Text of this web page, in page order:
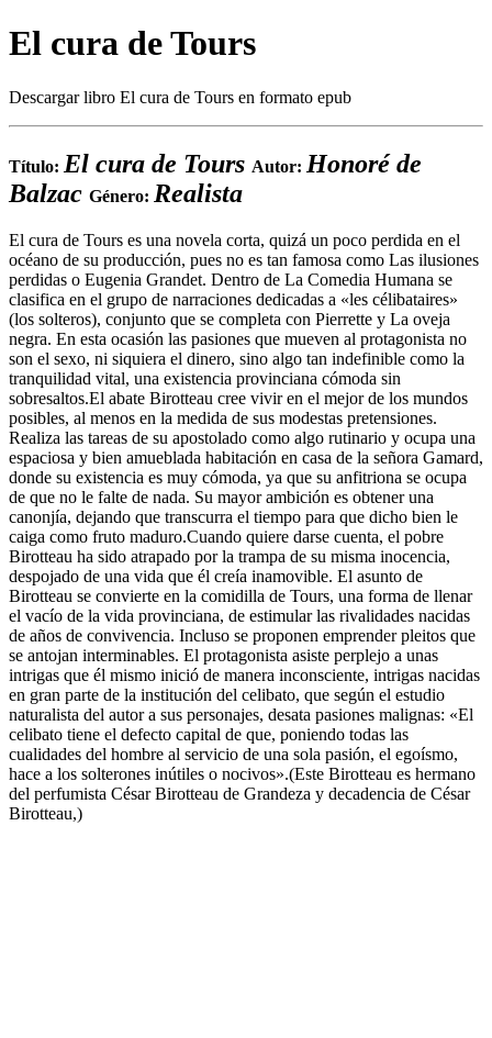
El cura de Tours
Descargar libro El cura de Tours en formato epub
Título: El cura de Tours Autor: Honoré de
Balzac Género: Realista
El cura de Tours es una novela corta, quizá un poco perdida en el
océano de su producción, pues no es tan famosa como Las ilusiones
perdidas o Eugenia Grandet. Dentro de La Comedia Humana se
clasifica en el grupo de narraciones dedicadas a «les célibataires»
(los solteros), conjunto que se completa con Pierrette y La oveja
negra. En esta ocasión las pasiones que mueven al protagonista no
son el sexo, ni siquiera el dinero, sino algo tan indefinible como la
tranquilidad vital, una existencia provinciana cómoda sin
sobresaltos.El abate Birotteau cree vivir en el mejor de los mundos
posibles, al menos en la medida de sus modestas pretensiones.
Realiza las tareas de su apostolado como algo rutinario y ocupa una
espaciosa y bien amueblada habitación en casa de la señora Gamard,
donde su existencia es muy cómoda, ya que su anfitriona se ocupa
de que no le falte de nada. Su mayor ambición es obtener una
canonjía, dejando que transcurra el tiempo para que dicho bien le
caiga como fruto maduro.Cuando quiere darse cuenta, el pobre
Birotteau ha sido atrapado por la trampa de su misma inocencia,
despojado de una vida que él creía inamovible. El asunto de
Birotteau se convierte en la comidilla de Tours, una forma de llenar
el vacío de la vida provinciana, de estimular las rivalidades nacidas
de años de convivencia. Incluso se proponen emprender pleitos que
se antojan interminables. El protagonista asiste perplejo a unas
intrigas que él mismo inició de manera inconsciente, intrigas nacidas
en gran parte de la institución del celibato, que según el estudio
naturalista del autor a sus personajes, desata pasiones malignas: «El
celibato tiene el defecto capital de que, poniendo todas las
cualidades del hombre al servicio de una sola pasión, el egoísmo,
hace a los solterones inútiles o nocivos».(Este Birotteau es hermano
del perfumista César Birotteau de Grandeza y decadencia de César
Birotteau,)